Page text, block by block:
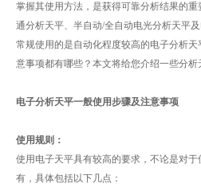
掌握其使用方法，是获得可靠分析结果的
通分析天平、半自动/全自动电光分析天平
常规使用的是自动化程度较高的电子分析
意事项都有哪些？本文将给您介绍一些分析
电子分析天平一般使用步骤及注意事项
使用规则：
使用电子天平具有较高的要求，不论是对
有，具体包括以下几点：